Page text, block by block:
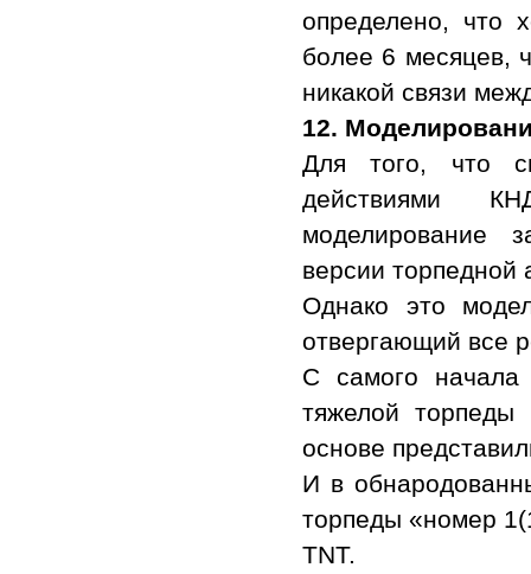
определено, что
более 6 месяцев,
никакой связи
12.
Для того, что
действиями
моделирование
версии торпедной
Однако это
отвергающий все
С самого начала
тяжелой
основе
И в
торпеды «номер
TNT.